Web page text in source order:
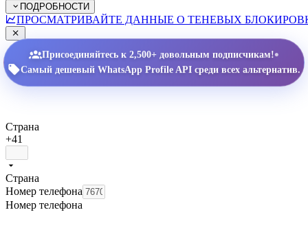
ПОДРОБНОСТИ
ПРОСМАТРИВАЙТЕ ДАННЫЕ О ТЕНЕВЫХ
Присоединяйтесь к 2,500+ довольным подписчикам!•
Самый дешевый WhatsApp Profile API среди всех альтернатив.
Страна
+41
Страна
Номер телефона
Номер телефона